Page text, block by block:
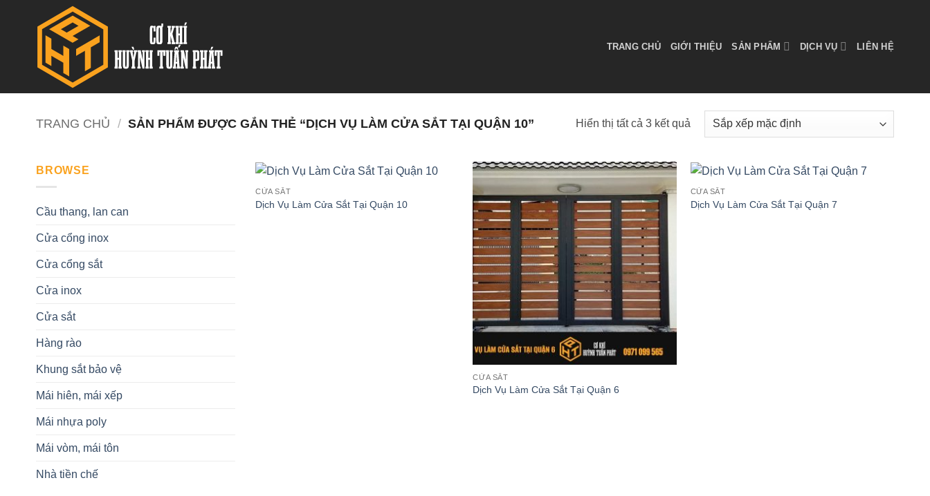
TRANG CHỦ GIỚI THIỆU SẢN PHẨM DỊCH VỤ LIÊN HỆ
TRANG CHỦ / SẢN PHẨM ĐƯỢC GẮN THẺ “DỊCH VỤ LÀM CỬA SẮT TẠI QUẬN 10” Hiển thị tất cả 3 kết quả
BROWSE
Cầu thang, lan can
Cửa cổng inox
Cửa cổng sắt
Cửa inox
Cửa sắt
Hàng rào
Khung sắt bảo vệ
Mái hiên, mái xếp
Mái nhựa poly
Mái vòm, mái tôn
Nhà tiền chế
CỬA SẮT
Dịch Vụ Làm Cửa Sắt Tại Quận 10
CỬA SẮT
Dịch Vụ Làm Cửa Sắt Tại Quận 6
CỬA SẮT
Dịch Vụ Làm Cửa Sắt Tại Quận 7